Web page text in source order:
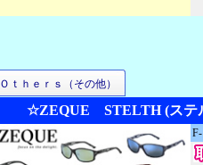
Ｏｔｈｅｒｓ（その他）
☆ZEQUE STELTH (ステ